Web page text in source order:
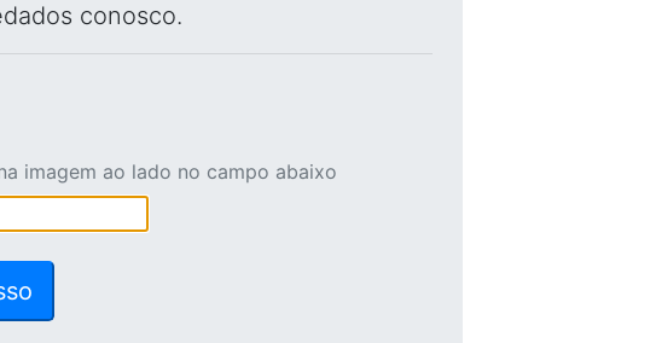
conosco.
imagem ao lado no campo abaixo